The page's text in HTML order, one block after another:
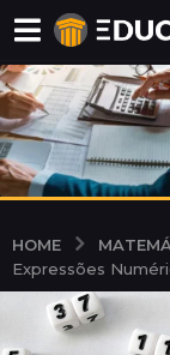
HOME
Expressões